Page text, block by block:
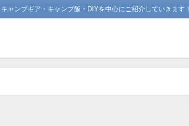
ャンプギア・キャンプ飯・DIYを中心にご紹介していきます！